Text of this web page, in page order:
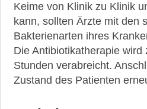
Keime von Klinik zu Klinik
kann, sollten Ärzte mit den
Bakterienarten ihres
Die Antibiotikatherapie wird
Stunden verabreicht.
Zustand des Patienten